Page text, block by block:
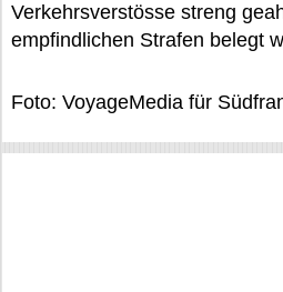
Verkehrsverstösse streng
empfindlichen Strafen belegt
Foto: VoyageMedia für